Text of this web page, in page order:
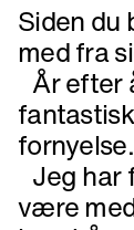
Siden
med fra
År efter
fornyelse.
Jeg har
være